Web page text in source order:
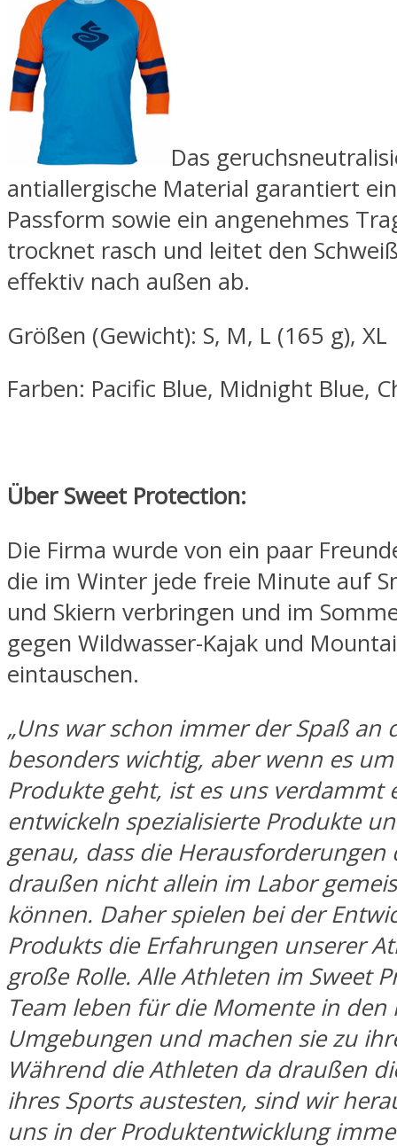
Das
antiallergische Material garantiert
Passform sowie ein angenehmes
trocknet rasch und leitet den
effektiv nach außen ab.
Größen (Gewicht): S, M, L (165 g), XL
Farben: Pacific Blue, Midnight Blue,
Über Sweet Protection:
Die Firma wurde von ein paar
die im Winter jede freie Minute auf
und Skiern verbringen und im
gegen Wildwasser-Kajak und
eintauschen.
„Uns war schon immer der Spaß an
besonders wichtig, aber wenn es
Produkte geht, ist es uns verdammt
entwickeln spezialisierte Produkte
genau, dass die Herausforderungen
draußen nicht allein im Labor
können. Daher spielen bei der
Produkts die Erfahrungen unserer
große Rolle. Alle Athleten im Sweet
Team leben für die Momente in den
Umgebungen und machen sie zu
Während die Athleten da draußen
ihres Sports austesten, sind wir
uns in der Produktentwicklung